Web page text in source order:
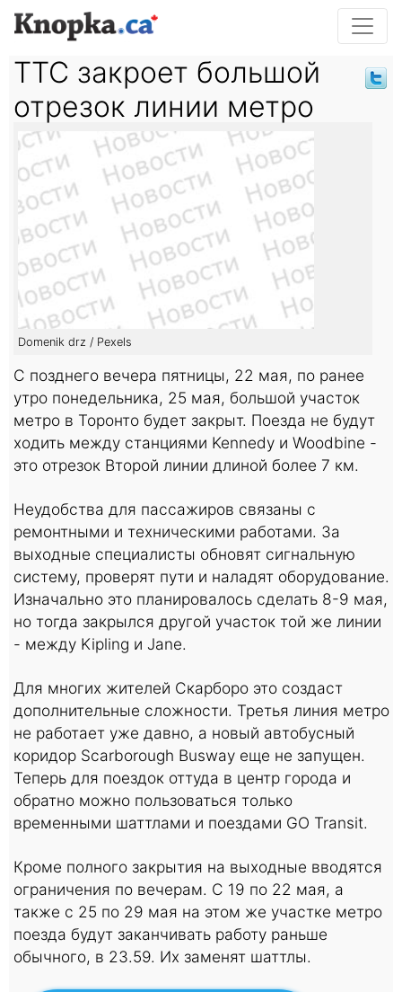
TTC закроет большой
отрезок линии метро
Domenik drz / Pexels
С позднего вечера пятницы, 22 мая, по ранее
утро понедельника, 25 мая, большой участок
метро в Торонто будет закрыт. Поезда не будут
ходить между станциями Kennedy и Woodbine -
это отрезок Второй линии длиной более 7 км.
Неудобства для пассажиров связаны с
ремонтными и техническими работами. За
выходные специалисты обновят сигнальную
систему, проверят пути и наладят оборудование.
Изначально это планировалось сделать 8-9 мая,
но тогда закрылся другой участок той же линии
- между Kipling и Jane.
Для многих жителей Скарборо это создаст
дополнительные сложности. Третья линия метро
не работает уже давно, а новый автобусный
коридор Scarborough Busway еще не запущен.
Теперь для поездок оттуда в центр города и
обратно можно пользоваться только
временными шаттлами и поездами GO Transit.
Кроме полного закрытия на выходные вводятся
ограничения по вечерам. С 19 по 22 мая, а
также с 25 по 29 мая на этом же участке метро
поезда будут заканчивать работу раньше
обычного, в 23.59. Их заменят шаттлы.